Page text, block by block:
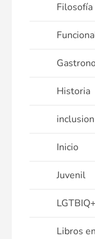
Historia
inclusion
Inicio
Juvenil
LGTBIQ+
Libros